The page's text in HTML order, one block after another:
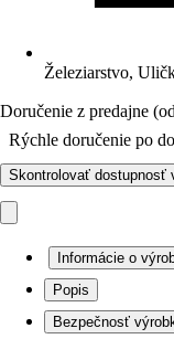
Železiarstvo,
Doručenie z predajne
Rýchle doručenie po
Skontrolovať dostupnosť
Informácie o
Popis
Bezpečnosť